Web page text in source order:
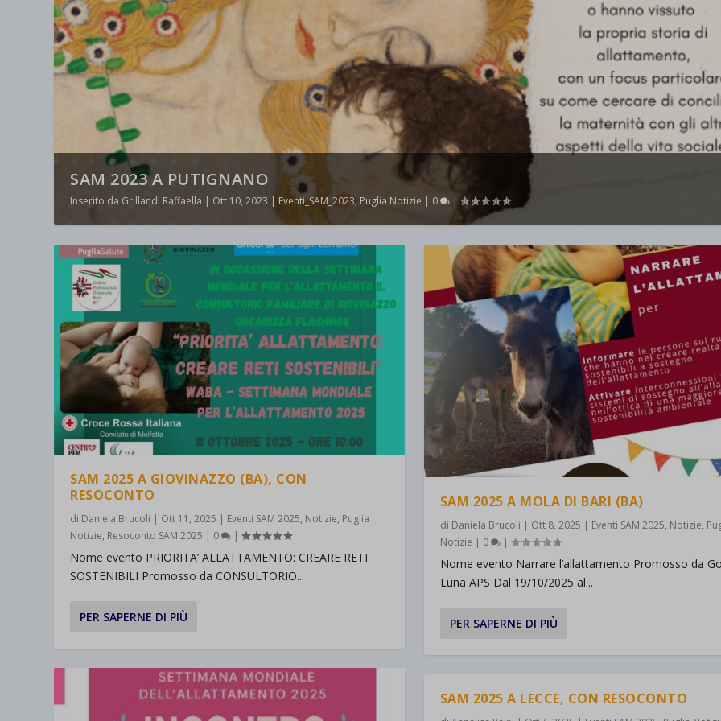
SAM 2023 A PUTIGNANO
Inserito da Grillandi Raffaella | Ott 10, 2023 | Eventi_SAM_2023, Puglia Notizie | 0 |
SAM 2025 A GIOVINAZZO (BA), CON
RESOCONTO
di Daniela Brucoli | Ott 11, 2025 | Eventi SAM 2025, Notizie, Puglia
Notizie, Resoconto SAM 2025 | 0 |
Nome evento PRIORITA’ ALLATTAMENTO: CREARE RETI
SOSTENIBILI Promosso da CONSULTORIO...
PER SAPERNE DI PIÙ
SAM 2025 A MOLA DI BARI (BA)
di Daniela Brucoli | Ott 8, 2025 | Eventi SAM 2025, Notizie,
Notizie | 0 |
Nome evento Narrare l’allattamento Promosso da
Luna APS Dal 19/10/2025 al...
PER SAPERNE DI PIÙ
SAM 2025 A LECCE, CON RESOCONTO